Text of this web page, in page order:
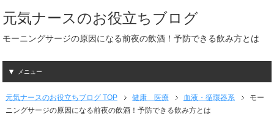
元気ナースのお役立ちブログ
モーニングサージの原因になる前夜の飲酒！予防できる飲み方とは
メニュー
元気ナースのお役立ちブログ TOP 健康 医療 血液・循環器系
モー
ニングサージの原因になる前夜の飲酒！予防できる飲み方とは